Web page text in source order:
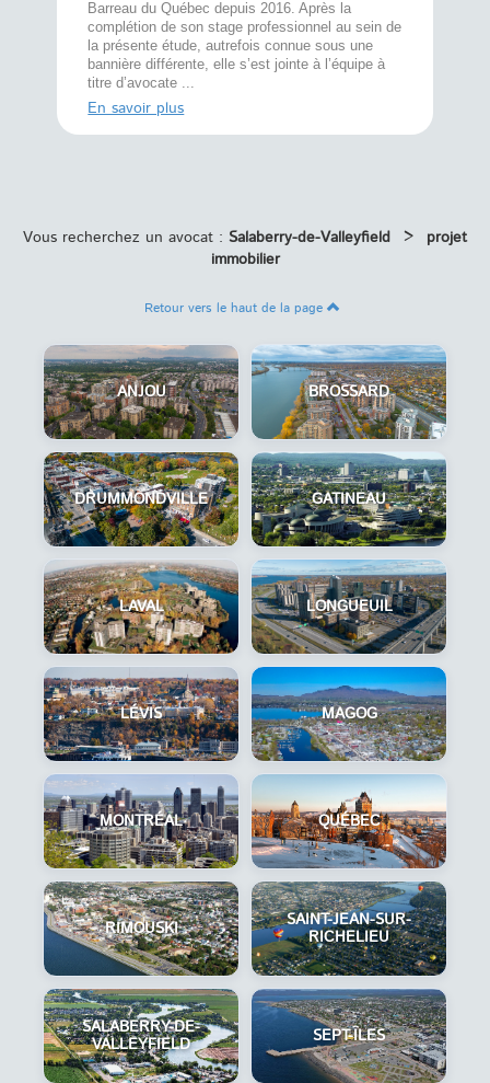
Barreau du Québec depuis 2016. Après la
complétion de son stage professionnel au sein de
la présente étude, autrefois connue sous une
bannière différente, elle s’est jointe à l’équipe à
titre d’avocate ...
En savoir plus
Vous recherchez un avocat : Salaberry-de-Valleyfield >
projet
immobilier
Retour vers le haut de la page
ANJOU BROSSARD
DRUMMONDVILLE GATINEAU
LAVAL LONGUEUIL
LÉVIS MAGOG
MONTRÉAL QUÉBEC
RIMOUSKI
SAINT-JEAN-SUR-
RICHELIEU
SALABERRY-DE-
VALLEYFIELD
SEPT-ÎLES